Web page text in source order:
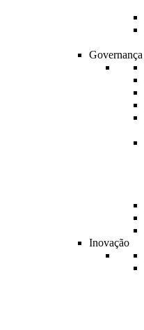
Governança
Inovação